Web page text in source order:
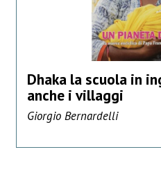
Dhaka la scuola in
anche i villaggi
Giorgio Bernardelli